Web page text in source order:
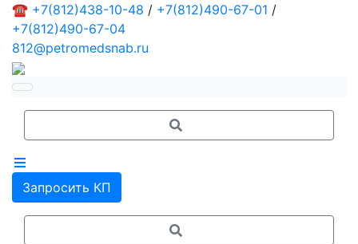
☎ +7(812)438-10-48 / +7(812)490-67-01 /
+7(812)490-67-04
812@petromedsnab.ru
Запросить КП